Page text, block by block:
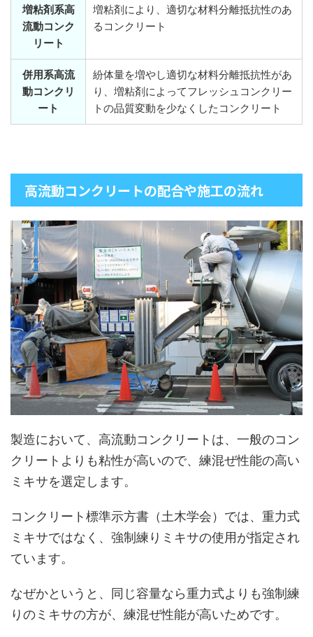
増粘剤系高
流動コンク
リート
増粘剤により、適切な材料分離抵抗性のあ
るコンクリート
併用系高流
動コンクリ
ート
紛体量を増やし適切な材料分離抵抗性があ
り、増粘剤によってフレッシュコンクリー
トの品質変動を少なくしたコンクリート
高流動コンクリートの配合や施工の流れ
製造において、高流動コンクリートは、一般のコン
クリートよりも粘性が高いので、練混ぜ性能の高い
ミキサを選定します。
コンクリート標準示方書（土木学会）では、重力式
ミキサではなく、強制練りミキサの使用が指定され
ています。
なぜかというと、同じ容量なら重力式よりも強制練
りのミキサの方が、練混ぜ性能が高いためです。